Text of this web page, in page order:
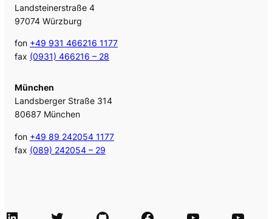
Landsteinerstraße 4
97074 Würzburg
fon +49 931 466216 1177
fax (0931) 466216 – 28
München
Landsberger Straße 314
80687 München
fon +49 89 242054 1177
fax (089) 242054 – 29